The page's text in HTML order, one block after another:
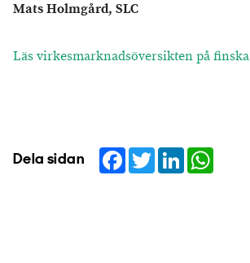
Mats Holmgård, SLC
Läs virkesmarknadsöversikten på finska
Dela sidan Facebook
TwitterLinkedIn